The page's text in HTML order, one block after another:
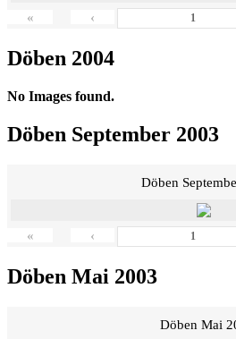
« ‹
Döben 2004
No Images found.
Döben September 2003
Döben
« ‹
Döben Mai 2003
Döben Mai